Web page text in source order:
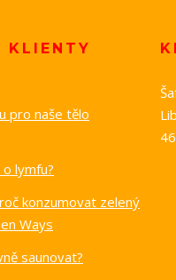
KLIENTY
pro naše tělo
o lymfu?
konzumovat zelený
Ways
saunovat?